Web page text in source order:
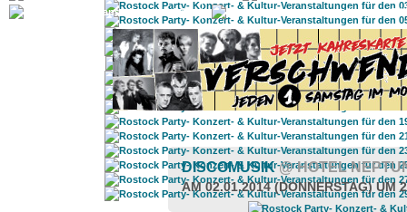
GAY
DISCOMUSIK@ HOTEL
AM 02.01.2014 (DONNERSTAG) UM